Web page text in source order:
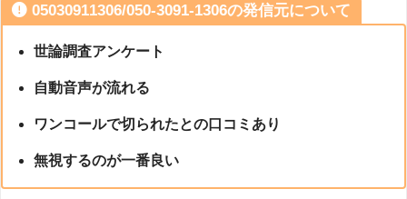
05030911306/050-3091-1306の発信元について
世論調査アンケート
自動音声が流れる
ワンコールで切られたとの口コミあり
無視するのが一番良い